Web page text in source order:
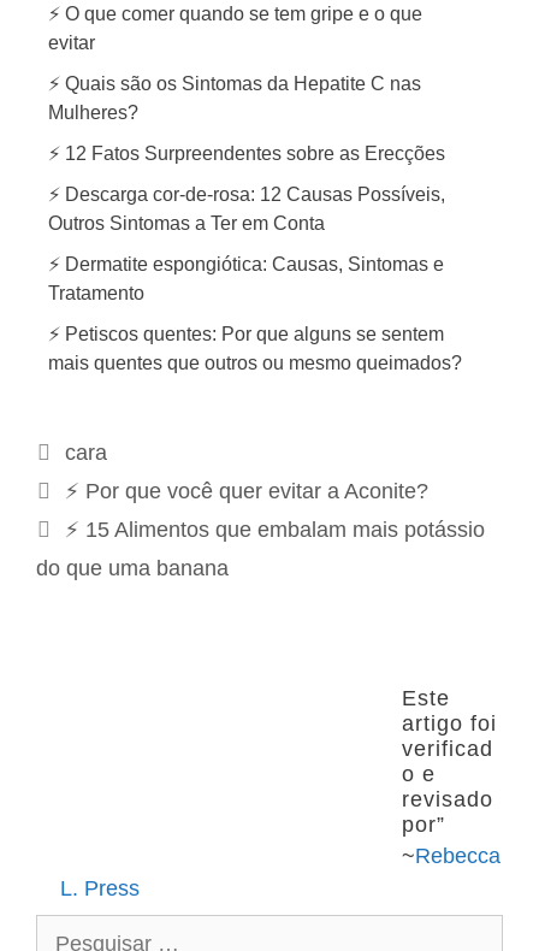
⚡ O que comer quando se tem gripe e o que
evitar
⚡ Quais são os Sintomas da Hepatite C nas
Mulheres?
⚡ 12 Fatos Surpreendentes sobre as Erecções
⚡ Descarga cor-de-rosa: 12 Causas Possíveis,
Outros Sintomas a Ter em Conta
⚡ Dermatite espongiótica: Causas, Sintomas e
Tratamento
⚡ Petiscos quentes: Por que alguns se sentem
mais quentes que outros ou mesmo queimados?
C
a
g
cara
N
a
s
⚡ Por que você quer evitar a Aconite?
⚡ 15 Alimentos que embalam mais potássio
do que uma banana
Este
artigo foi
verificad
o e
revisado
por”
~Rebecca
L. Press